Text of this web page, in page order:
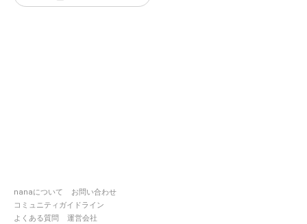
nanaについて
お問い合わせ
コミュニティガイドライン
よくある質問
運営会社